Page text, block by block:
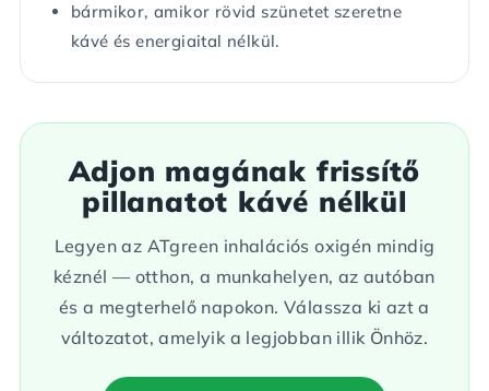
bármikor, amikor rövid szünetet szeretne
kávé és energiaital nélkül.
Adjon magának frissítő
pillanatot kávé nélkül
Legyen az ATgreen inhalációs oxigén mindig
kéznél — otthon, a munkahelyen, az autóban
és a megterhelő napokon. Válassza ki azt a
változatot, amelyik a legjobban illik Önhöz.